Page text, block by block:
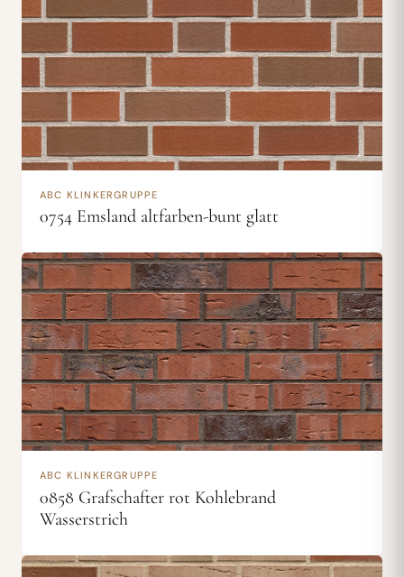
ABC KLINKERGRUPPE
0754 Emsland altfarben-bunt glatt
ABC KLINKERGRUPPE
0858 Grafschafter rot Kohlebrand
Wasserstrich